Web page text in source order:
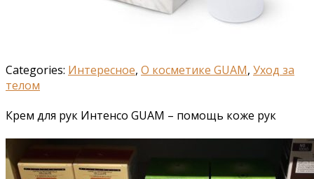
Categories: Интересное, О косметике GUAM, Уход за
телом
Крем для рук Интенсо GUAM – помощь коже рук